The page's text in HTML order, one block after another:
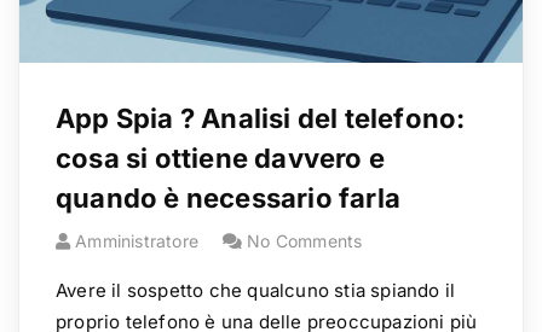
App Spia ? Analisi del telefono:
cosa si ottiene davvero e
quando è necessario farla
Amministratore No Comments
Avere il sospetto che qualcuno stia spiando il
proprio telefono è una delle preoccupazioni più